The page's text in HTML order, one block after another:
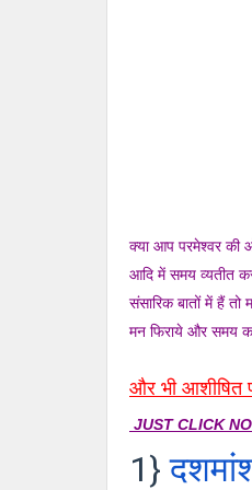
क्या आप परमेश्वर की
आदि में समय व्यतीत
संसारिक बातों में हैं तो
मन फिराये और समय
और भी आशीषित
JUST CLICK
1}